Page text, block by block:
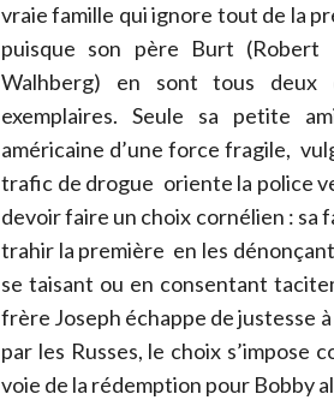
vraie famille qui ignore tout de la
puisque son père Burt
Walhberg) en sont tous deux
exemplaires. Seule sa petite
américaine d’une force fragile,
trafic de drogue oriente la police
devoir faire un choix cornélien : sa
trahir la première en les
se taisant ou en consentant
frère Joseph échappe de justesse
par les Russes, le choix s’impose
voie de la rédemption pour Bobby